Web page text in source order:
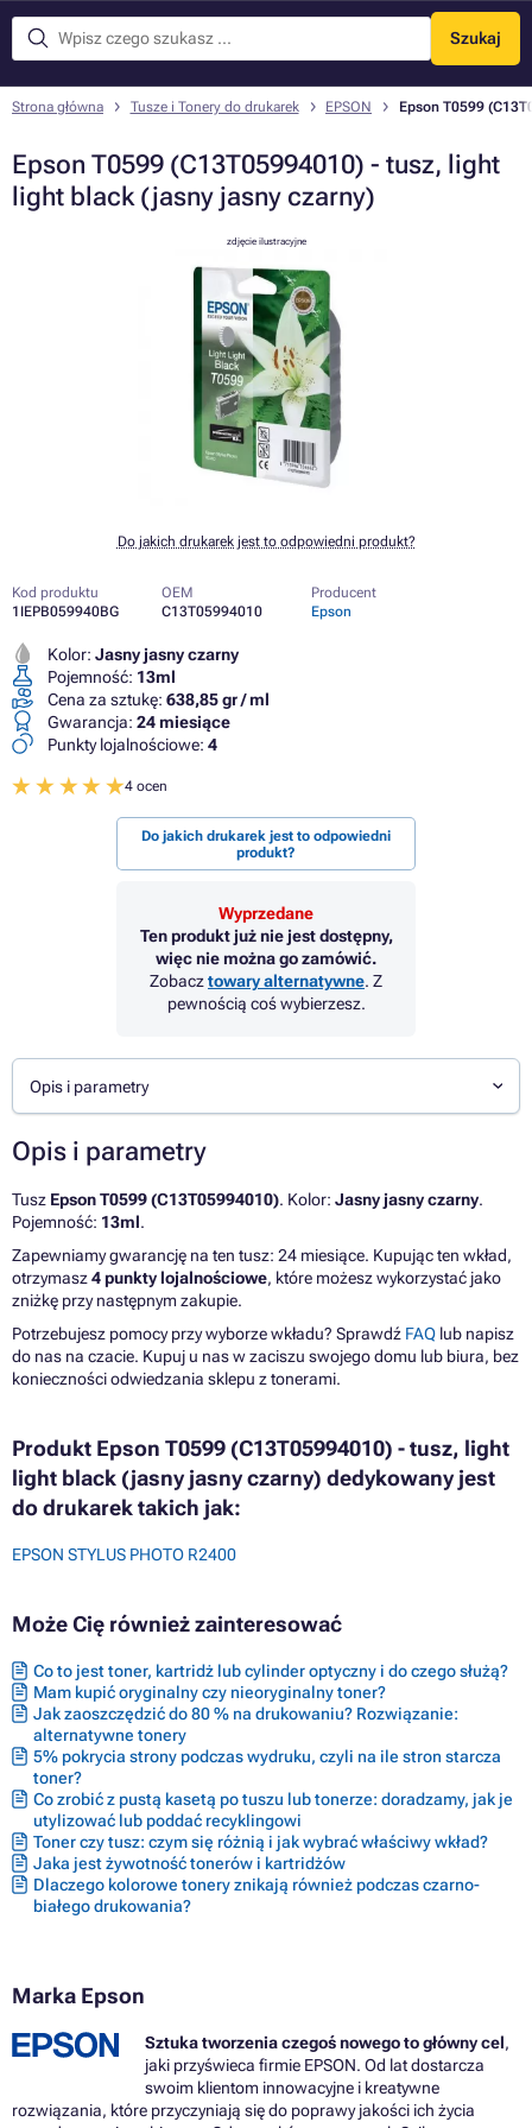
Szukaj
Menu
Strona główna Tusze i Tonery do drukarek EPSON Epson T0599
Epson T0599 (C13T05994010) - tusz, light
light black (jasny jasny czarny)
zdjęcie ilustracyjne
Do jakich drukarek jest to odpowiedni produkt?
Kod produktu
1IEPB059940BG
OEM
C13T05994010
Producent
Epson
Kolor: Jasny jasny czarny
Pojemność: 13ml
Cena za sztukę: 638,85 gr / ml
Gwarancja: 24 miesiące
Punkty lojalnościowe: 4
4 ocen
Do jakich drukarek jest to odpowiedni
produkt?
Wyprzedane
Ten produkt już nie jest dostępny,
więc nie można go zamówić.
Zobacztowary alternatywne. Z
pewnością coś wybierzesz.
Opis i parametry
Opis i parametry
Tusz Epson T0599 (C13T05994010). Kolor: Jasny jasny czarny.
Pojemność: 13ml.
Zapewniamy gwarancję na ten tusz: 24 miesiące. Kupując ten wkład,
otrzymasz4 punkty lojalnościowe, które możesz wykorzystać jako
zniżkę przy następnym zakupie.
Potrzebujesz pomocy przy wyborze wkładu? Sprawdź FAQ lub napisz
do nas na czacie. Kupuj u nas w zaciszu swojego domu lub biura, bez
konieczności odwiedzania sklepu z tonerami.
Produkt Epson T0599 (C13T05994010) - tusz, light
light black (jasny jasny czarny) dedykowany jest
do drukarek takich jak:
EPSON STYLUS PHOTO R2400
Może Cię również zainteresować
Co to jest toner, kartridż lub cylinder optyczny i do czego służą?
Mam kupić oryginalny czy nieoryginalny toner?
Jak zaoszczędzić do 80 % na drukowaniu? Rozwiązanie:
alternatywne tonery
5% pokrycia strony podczas wydruku, czyli na ile stron starcza
toner?
Co zrobić z pustą kasetą po tuszu lub tonerze: doradzamy, jak je
utylizować lub poddać recyklingowi
Toner czy tusz: czym się różnią i jak wybrać właściwy wkład?
Jaka jest żywotność tonerów i kartridżów
Dlaczego kolorowe tonery znikają również podczas czarno-
białego drukowania?
Marka Epson
Sztuka tworzenia czegoś nowego to główny cel,
jaki przyświeca firmie EPSON. Od lat dostarcza
swoim klientom innowacyjne i kreatywne
rozwiązania, które przyczyniają się do poprawy jakości ich życia